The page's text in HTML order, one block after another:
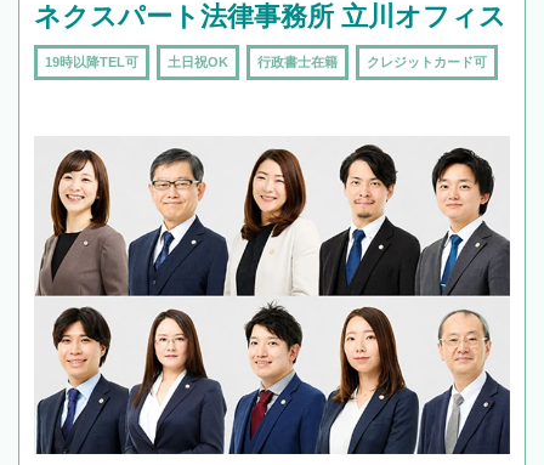
ネクスパート法律事務所 立川オフィス
19時以降TEL可 土日祝OK 行政書士在籍 クレジットカード可